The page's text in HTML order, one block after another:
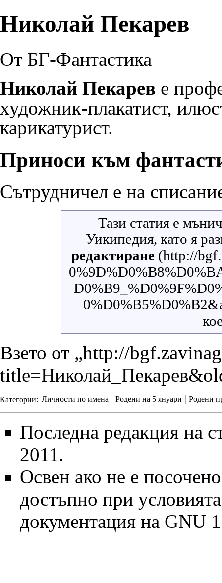
Николай Пекарев
От БГ-Фантастика
Николай Пекарев е
художник-плакатист,
карикатурист.
Приноси към
Сътрудничел е на
Тази статия е
Уикипедия, като я
редактиране
Взето от „http://
Категории: Личности по имена Родени на 5 януари Родени
Последна редакция на
2011.
Освен ако не е
достъпно при
документация на GNU